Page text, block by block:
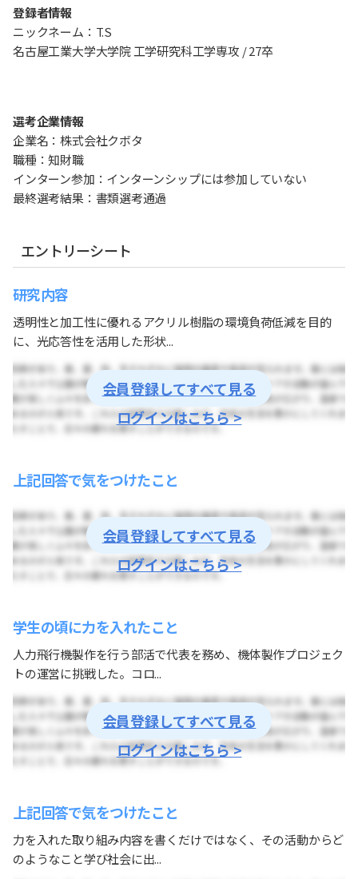
登録者情報
ニックネーム：T.S
名古屋工業大学大学院 工学研究科工学専攻 / 27卒
選考企業情報
企業名：株式会社クボタ
職種：知財職
インターン参加：インターンシップには参加していない
最終選考結果：書類選考通過
エントリーシート
研究内容
透明性と加工性に優れるアクリル樹脂の環境負荷低減を目的
に、光応答性を活用した形状...
会員登録してすべて見る
ログインはこちら >
上記回答で気をつけたこと
会員登録してすべて見る
ログインはこちら >
学生の頃に力を入れたこと
人力飛行機製作を行う部活で代表を務め、機体製作プロジェク
トの運営に挑戦した。コロ...
会員登録してすべて見る
ログインはこちら >
上記回答で気をつけたこと
力を入れた取り組み内容を書くだけではなく、その活動からど
のようなこと学び社会に出...